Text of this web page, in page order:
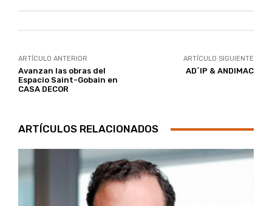
ARTÍCULO ANTERIOR
Avanzan las obras del
Espacio Saint-Gobain en
CASA DECOR
ARTÍCULO SIGUIENTE
AD´IP & ANDIMAC
ARTÍCULOS RELACIONADOS